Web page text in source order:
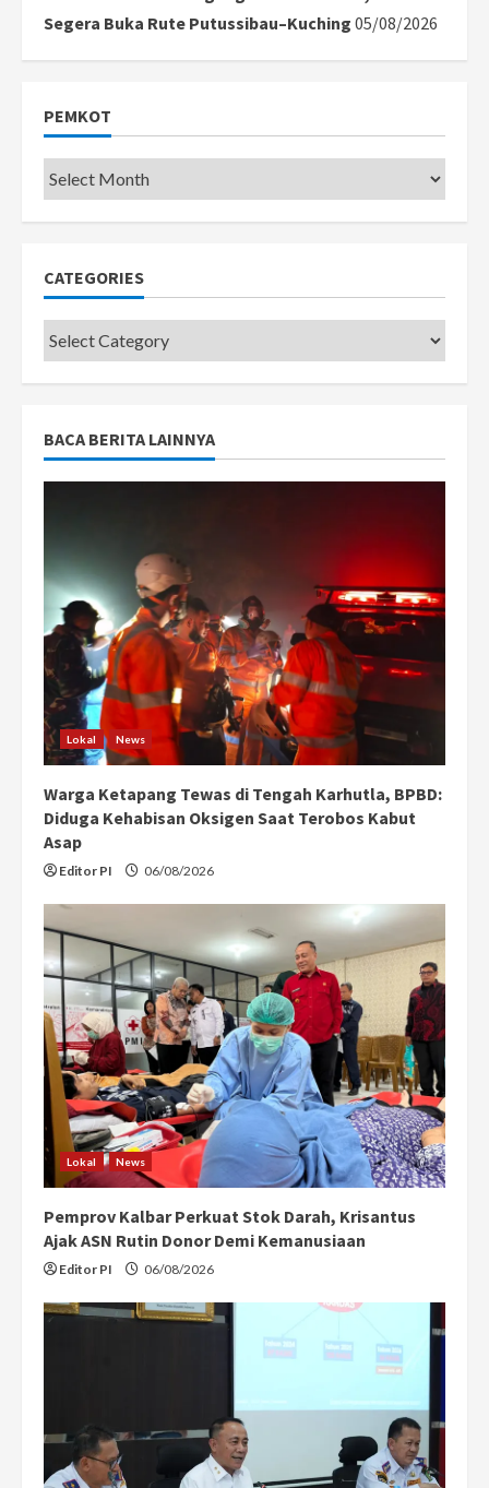
Segera Buka Rute Putussibau–Kuching 05/08/2026
PEMKOT
Pemkot
CATEGORIES
Categories
BACA BERITA LAINNYA
Lokal News
Warga Ketapang Tewas di Tengah Karhutla, BPBD:
Diduga Kehabisan Oksigen Saat Terobos Kabut
Asap
Editor PI 06/08/2026
Lokal News
Pemprov Kalbar Perkuat Stok Darah, Krisantus
Ajak ASN Rutin Donor Demi Kemanusiaan
Editor PI 06/08/2026